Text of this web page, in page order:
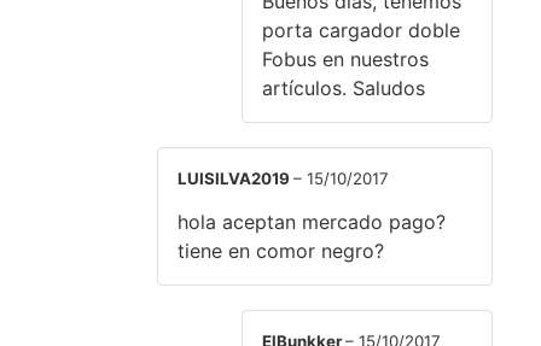
porta cargador doble
Fobus en nuestros
artículos. Saludos
LUISILVA2019 – 15/10/2017
hola aceptan mercado pago?
tiene en comor negro?
ElBunkker– 15/10/2017